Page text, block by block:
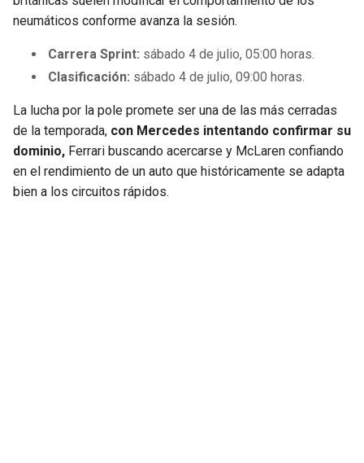
neumáticos conforme avanza la sesión.
Carrera Sprint: sábado 4 de julio, 05:00 horas.
Clasificación: sábado 4 de julio, 09:00 horas.
La lucha por la pole promete ser una de las más cerradas
de la temporada, con Mercedes intentando confirmar su
dominio, Ferrari buscando acercarse y McLaren confiando
en el rendimiento de un auto que históricamente se adapta
bien a los circuitos rápidos.